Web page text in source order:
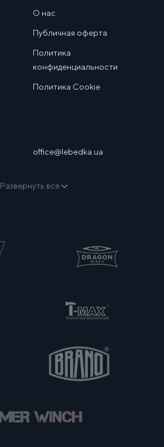
О нас
Публичная оферта
Политика
конфиденциальности
Политика Cookie
office@lebedka.ua
Развернуть все